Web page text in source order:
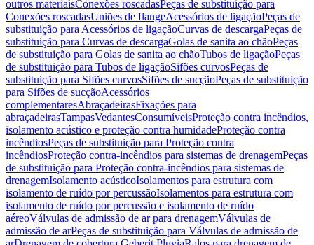
outros materiaisConexões roscadasPeças de substituição para
Conexões roscadasUniões de flangeAcessórios de ligaçãoPeças de
substituição para Acessórios de ligaçãoCurvas de descargaPeças de
substituição para Curvas de descargaGolas de sanita ao chãoPeças
de substituição para Golas de sanita ao chãoTubos de ligaçãoPeças
de substituição para Tubos de ligaçãoSifões curvosPeças de
substituição para Sifões curvosSifões de sucçãoPeças de substituição
para Sifões de sucçãoAcessórios
complementaresAbraçadeirasFixações para
abraçadeirasTampasVedantesConsumíveisProteção contra incêndios,
isolamento acústico e proteção contra humidadeProteção contra
incêndiosPeças de substituição para Proteção contra
incêndiosProteção contra-incêndios para sistemas de drenagemPeças
de substituição para Proteção contra-incêndios para sistemas de
drenagemIsolamento acústicoIsolamentos para estrutura com
isolamento de ruído por percussãoIsolamentos para estrutura com
isolamento de ruído por percussão e isolamento de ruído
aéreoVálvulas de admissão de ar para drenagemVálvulas de
admissão de arPeças de substituição para Válvulas de admissão de